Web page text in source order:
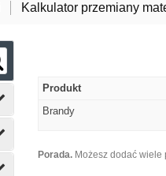
Kalkulator przemiany
Produkt
Brandy
Porada. Możesz dodać